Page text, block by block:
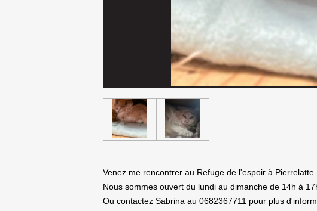
Venez me rencontrer au Refuge de l'espoir à Pierrelatte.
Nous sommes ouvert du lundi au dimanche de 14h à
Ou contactez Sabrina au 0682367711 pour plus